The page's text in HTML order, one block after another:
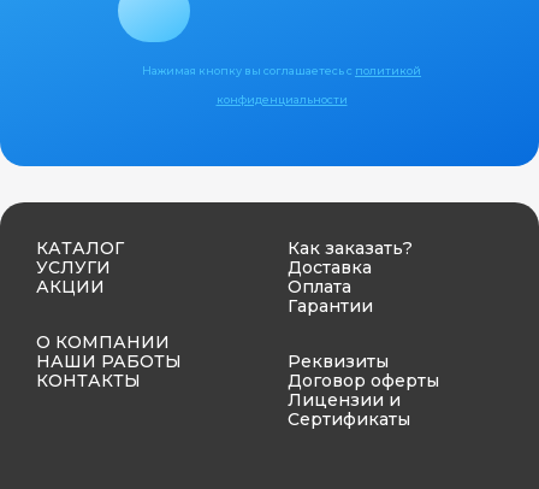
Нажимая кнопку вы соглашаетесь с политикой
конфиденциальности
КАТАЛОГ
УСЛУГИ
АКЦИИ
О КОМПАНИИ
НАШИ РАБОТЫ
КОНТАКТЫ
Как заказать?
Доставка
Оплата
Гарантии
Реквизиты
Договор оферты
Лицензии и
Сертификаты